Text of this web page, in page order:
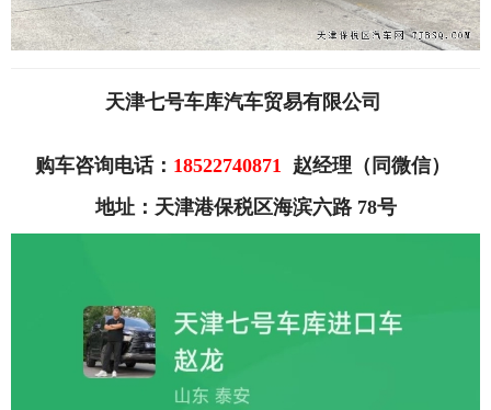
天津七号车库汽车贸易有限公司
购车咨询电话： 18522740871 赵经理（同微信）
地址：天津港保税区海滨六路 78号